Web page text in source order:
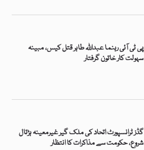
پی ٹی آئی رہنما عبداللہ طاہر قتل کیس، مبینہ
سہولت کار خاتون گرفتار
گڈز ٹرانسپورٹ اتحاد کی ملک گیر غیرمعینہ ہڑتال
شروع، حکومت سے مذاکرات کا انتظار